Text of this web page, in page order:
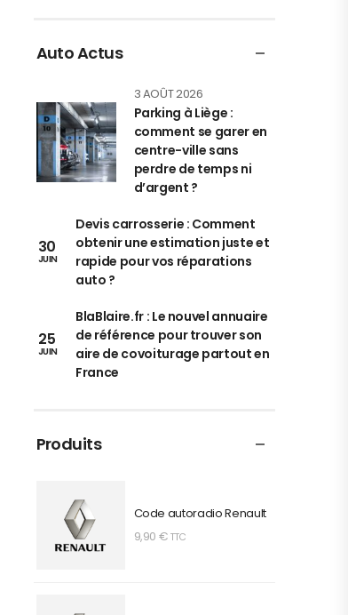
Auto Actus
3 AOÛT 2026
Parking à Liège :
comment se garer en
centre-ville sans
perdre de temps ni
d’argent ?
30
JUIN
Devis carrosserie : Comment
obtenir une estimation juste et
rapide pour vos réparations
auto ?
25
JUIN
BlaBlaire.fr : Le nouvel annuaire
de référence pour trouver son
aire de covoiturage partout en
France
Produits
Code autoradio Renault
9,90 € TTC